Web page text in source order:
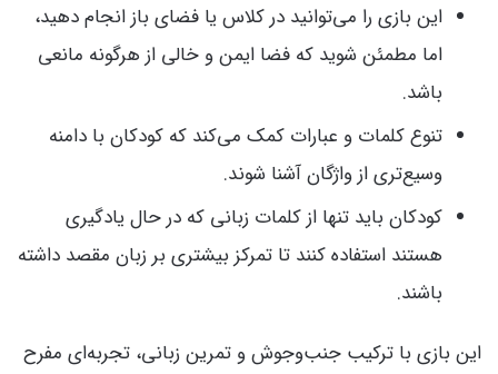
این بازی را می‌توانید در کلاس یا فضای باز انجام دهید،
اما مطمئن شوید که فضا ایمن و خالی از هرگونه مانعی
باشد.
تنوع کلمات و عبارات کمک می‌کند که کودکان با دامنه
وسیع‌تری از واژگان آشنا شوند.
کودکان باید تنها از کلمات زبانی که در حال یادگیری
هستند استفاده کنند تا تمرکز بیشتری بر زبان مقصد داشته
باشند.
این بازی با ترکیب جنب‌وجوش و تمرین زبانی، تجربه‌ای مفرح